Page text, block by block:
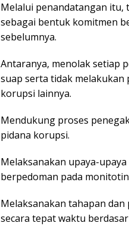
Melalui penandatangan itu,
sebagai bentuk komitmen
sebelumnya.
Antaranya, menolak setiap
suap serta tidak
korupsi lainnya.
Mendukung proses
pidana korupsi.
Melaksanakan upaya-
berpedoman pada
Melaksanakan tahapan
secara tepat waktu